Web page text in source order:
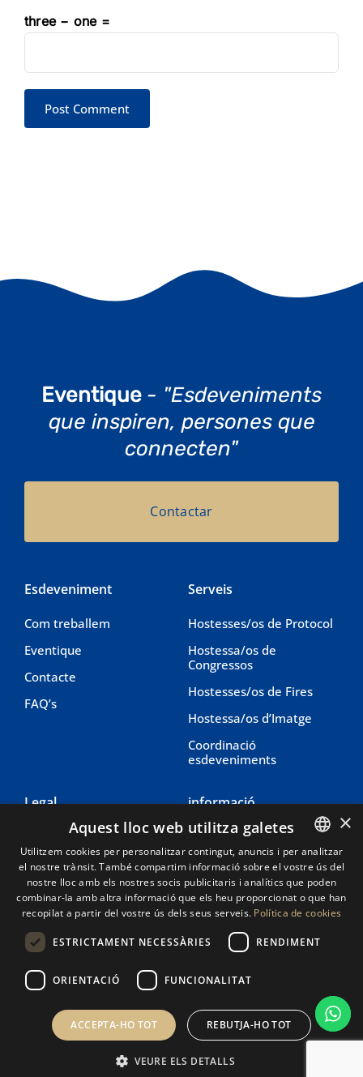
three − one =
Eventique - "Esdeveniments
que inspiren, persones que
connecten"
Contactar
Esdeveniment
Com treballem
Eventique
Contacte
FAQ’s
Serveis
Hostesses/os de Protocol
Hostessa/os de
Congressos
Hostesses/os de Fires
Hostessa/os d’Imatge
Coordinació
esdeveniments
Legal
Avis legal
Política de cookies
Política de privadesa
informació
604 27 95 76
604 27 95 76
info@eventique.es
© 2025 | Tots els drets reservats - Creat amb
per
CompsaOnline
SPANISH
CATALAN
×
Aquest lloc web utilitza galetes
Utilitzem cookies per personalitzar contingut, anuncis i per analitzar
el nostre trànsit. També compartim informació sobre el vostre ús del
nostre lloc amb els nostres socis publicitaris i analítics que poden
combinar-la amb altra informació que els heu proporcionat o que han
recopilat a partir del vostre ús dels seus serveis. Política de cookies
ESTRICTAMENT NECESSÀRIES RENDIMENT
ORIENTACIÓ FUNCIONALITAT
ACCEPTA-HO TOT REBUTJA-HO TOT
VEURE ELS DETALLS